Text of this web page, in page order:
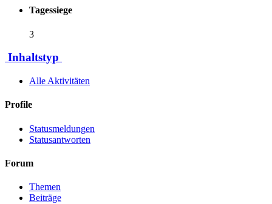
Tagessiege
3
Inhaltstyp
Alle Aktivitäten
Profile
Statusmeldungen
Statusantworten
Forum
Themen
Beiträge